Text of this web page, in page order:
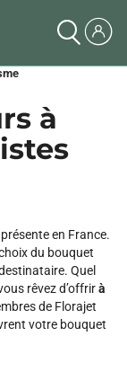
à
en France.
du bouquet
Quel
rêvez d’offrirà
de Florajet
votre bouquet